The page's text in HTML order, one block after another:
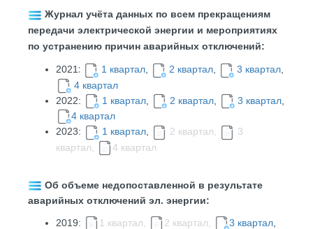
Журнал учёта данных по всем прекращениям
передачи электрической энергии и мероприятиях
по устранению причин аварийных отключений:
2021: 1 квартал, 2 квартал, 3 квартал,
4 квартал
2022:
1 квартал 2 квартал 3 квартал
4 квартал
2023:
1 квартал, 2 квартал,
3
квартал,
4 квартал
Об объеме недопоставленной в результате
аварийных отключений эл. энергии:
2019:
1 квартал, 2 квартал, 3 квартал